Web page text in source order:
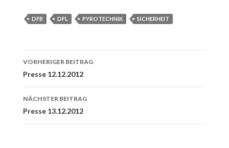
DFB DFL PYROTECHNIK SICHERHEIT
Beitrags-
Navigation
VORHERIGER BEITRAG
Presse 12.12.2012
NÄCHSTER BEITRAG
Presse 13.12.2012